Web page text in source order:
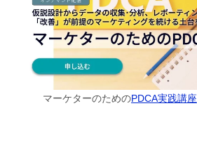
マーケターのためのPDCA実践講座